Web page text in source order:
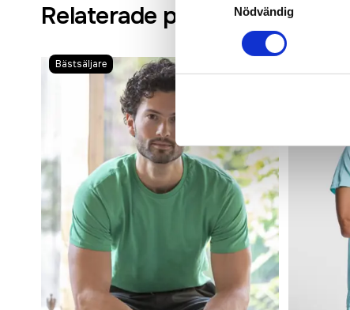
Nödvändig
Relaterade produkter
Bästsäljare